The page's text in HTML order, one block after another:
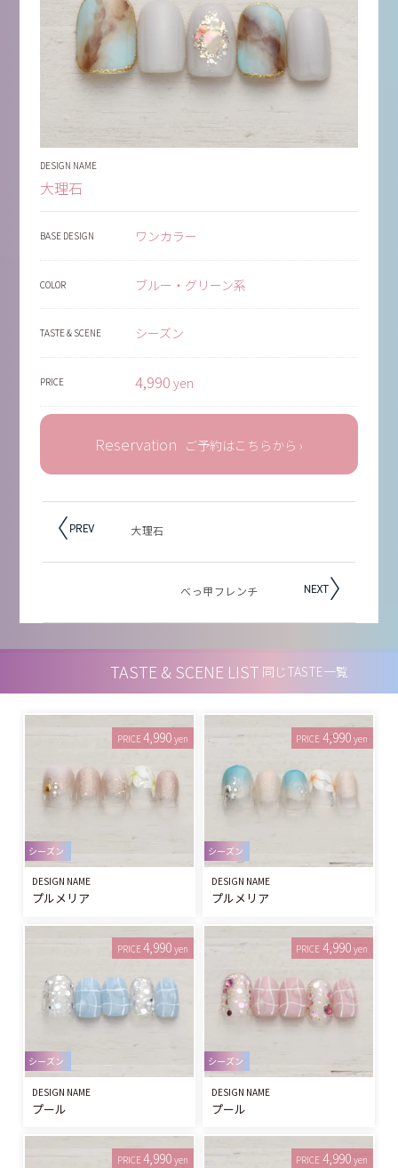
DESIGN NAME
大理石
BASE DESIGN ワンカラー
COLOR ブルー・グリーン系
TASTE & SCENE シーズン
PRICE 4,990 yen
Reservation ご予約はこちらから ›
大理石
べっ甲フレンチ
同じTASTE一覧
TASTE & SCENE LIST
PRICE 4,990 yen
シーズン
DESIGN NAME
プルメリア
PRICE 4,990 yen
シーズン
DESIGN NAME
プルメリア
PRICE 4,990 yen
シーズン
DESIGN NAME
プール
PRICE 4,990 yen
シーズン
DESIGN NAME
プール
PRICE 4,990 yen PRICE 4,990 yen